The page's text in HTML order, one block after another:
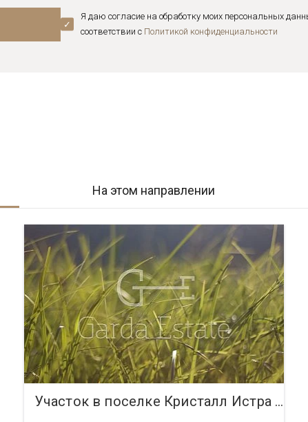
Я даю согласие на обработку моих персональных
соответствии с Политикой конфиденциальноcти
На этом направлении
Участок в поселке Кристалл Истра (Crystal Istra)